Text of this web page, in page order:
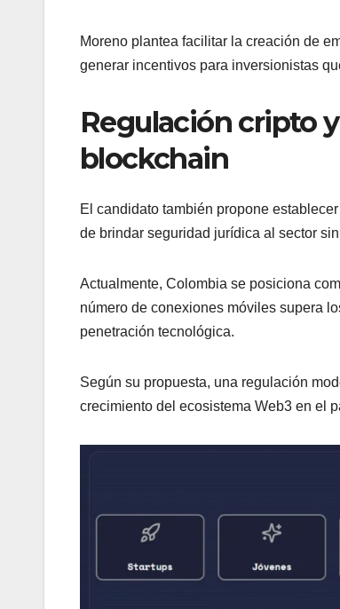
Moreno plantea facilitar la creación de
generar incentivos para inversionistas
Regulación cripto
blockchain
El candidato también propone
de brindar seguridad jurídica al sector
Actualmente, Colombia se posiciona
número de conexiones móviles supera
penetración tecnológica.
Según su propuesta, una regulación
crecimiento del ecosistema Web3 en el